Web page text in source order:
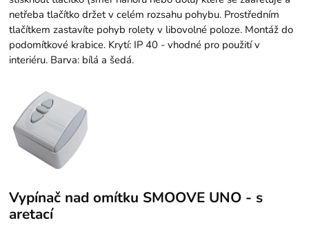
netřeba tlačítko držet v celém rozsahu pohybu. Prostředním
tlačítkem zastavíte pohyb rolety v libovolné poloze. Montáž do
podomítkové krabice. Krytí: IP 40 - vhodné pro použití v
interiéru. Barva: bílá a šedá.
Vypínač nad omítku SMOOVE UNO - s
aretací